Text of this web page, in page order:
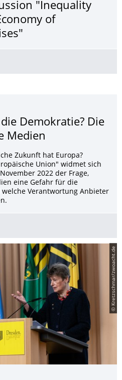
"Inequality
of
Demokratie? Die
Medien
Zukunft hat Europa?
Union" widmet sich
2022 der Frage,
eine Gefahr für die
Verantwortung Anbieter
© Kretzschmar/zwoacht.de